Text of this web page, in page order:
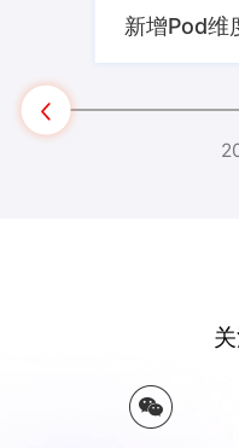
提供开箱即用的预置
